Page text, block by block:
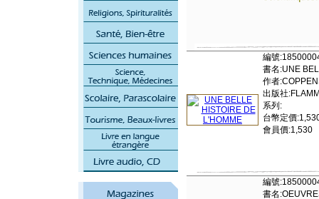
編號
書名:UNE
作者
出版社
系列:
台幣定價
會員價:1,530
編號
書名